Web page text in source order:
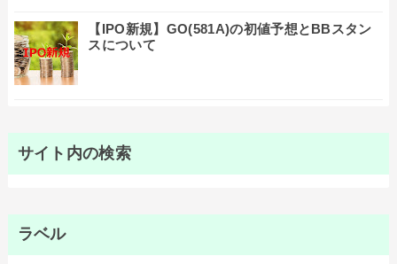
【IPO新規】GO(581A)の初値予想とBBスタン
スについて
サイト内の検索
ラベル